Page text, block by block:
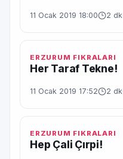
11 Ocak 2019 18:00 2 dk
ERZURUM FIKRALARI
Her Taraf Tekne!
11 Ocak 2019 17:52 2 dk
ERZURUM FIKRALARI
Hep Çali Çırpi!